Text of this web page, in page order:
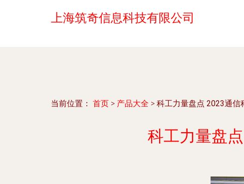
上海筑奇信息科技有限公司
当前位置： 首页 > 产品大全 > 科工力量盘点 2023通信
科工力量盘